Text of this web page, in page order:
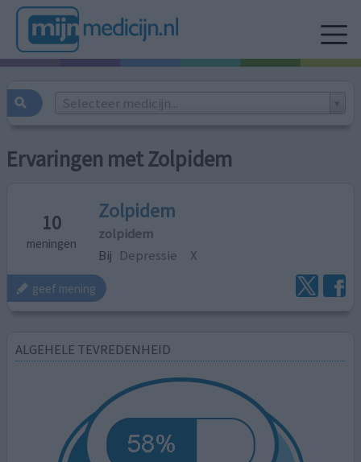
Selecteer medicijn...
Ervaringen met Zolpidem
10
meningen
Zolpidem
zolpidem
Bij Depressie X
geef mening
ALGEHELE TEVREDENHEID